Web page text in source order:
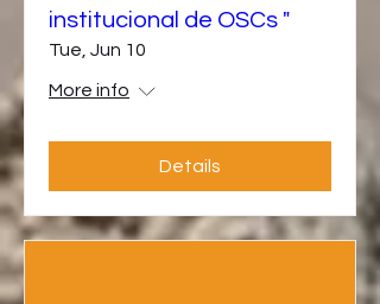
institucional de OSCs "
Tue, Jun 10
More info
Details